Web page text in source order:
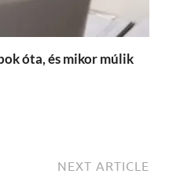
óta, és mikor múlik
NEXT ARTICLE